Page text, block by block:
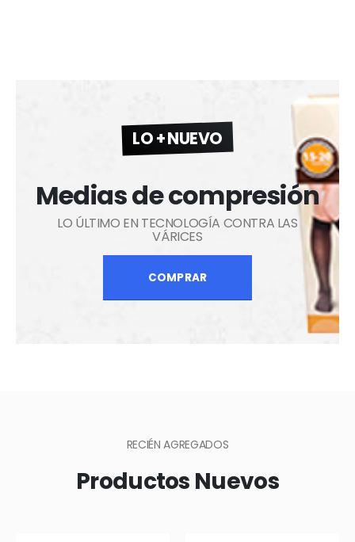
LO + NUEVO
Medias de compresión
LO ÚLTIMO EN TECNOLOGÍA CONTRA LAS
VÁRICES
COMPRAR
RECIÉN AGREGADOS
Productos Nuevos